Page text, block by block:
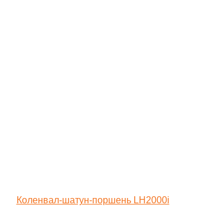
Коленвал-шатун-поршень LH2000i